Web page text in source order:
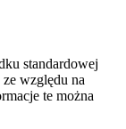
standardowej
względu na
te można